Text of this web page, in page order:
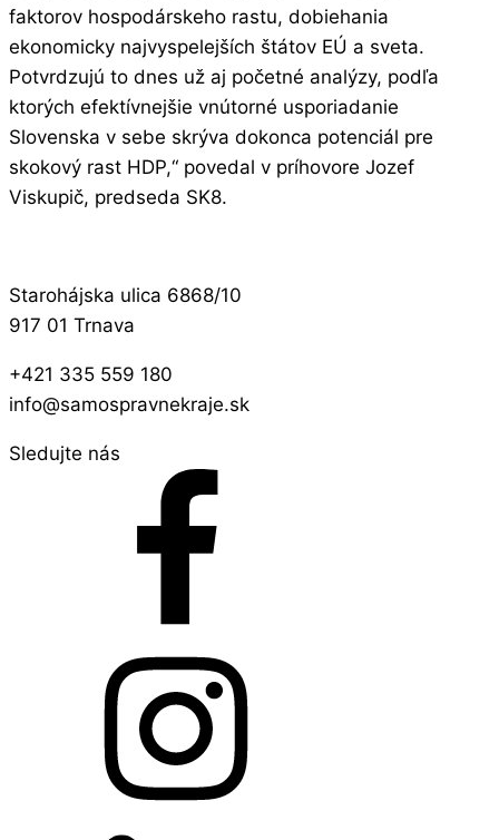
faktorov hospodárskeho rastu, dobiehania
ekonomicky najvyspelejších štátov EÚ a sveta.
Potvrdzujú to dnes už aj početné analýzy, podľa
ktorých efektívnejšie vnútorné usporiadanie
Slovenska v sebe skrýva dokonca potenciál pre
skokový rast HDP,“ povedal v príhovore Jozef
Viskupič, predseda SK8.
Starohájska ulica 6868/10
917 01 Trnava
+421 335 559 180
info@samospravnekraje.sk
Sledujte nás